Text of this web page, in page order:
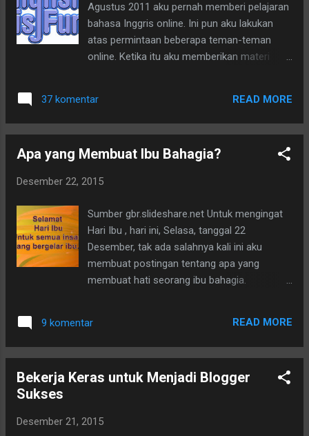
Agustus 2011 aku pernah memberi pelajaran
bahasa Inggris online. Ini pun aku lakukan
atas permintaan beberapa teman-teman
online. Ketika itu aku memberikan materi
Wordpress karena saat itu aku belum
memiliki banyak teman yang bisa
paham bahwa untuk mengetahui segala
Google. Mulailah aku meng-obrak-abrik buku-
untuk materi pelajaran. English Is Fun, itulah
prinsipku ingin berbagi ilmu yang sedikit aku
37 komentar READ MORE
Apa yang Membuat Ibu Bahagia?
Desember 22, 2015
Sumber gbr.slideshare.net Untuk mengingat
Hari Ibu , hari ini, Selasa, tanggal 22
Desember, tak ada salahnya kali ini aku
membuat postingan tentang apa yang
membuat hati seorang ibu bahagia.
disentuh rasa bahagia. Sangat sederhana.
Teramat sepele. Dan hal yang tak pernah
perhiasan , bukan pula uang semata yang
kepedulian, (3) pengakuan tulus akan
9 komentar READ MORE
Bekerja Keras untuk Menjadi Blogger
Sukses
Desember 21, 2015